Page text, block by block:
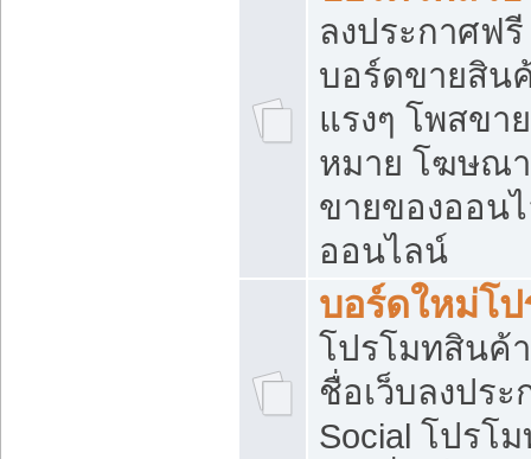
ลงประกาศฟรี
บอร์ดขายสิน
แรงๆ โพสขา
หมาย โฆษณ
ขายของออน
ออนไลน์
บอร์ดใหม่โ
โปรโมทสินค้
ชื่อเว็บลงปร
Social โปรโ